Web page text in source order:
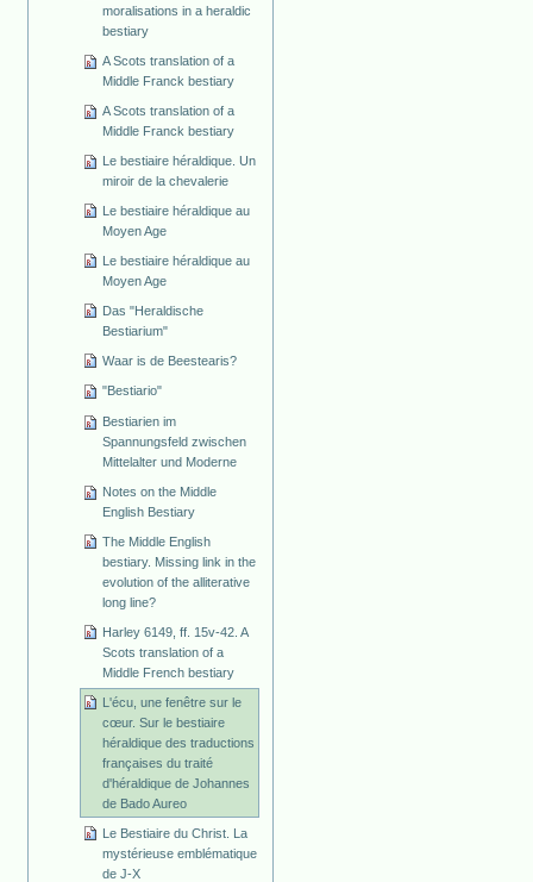
moralisations in a heraldic
bestiary
A Scots translation of a
Middle Franck bestiary
A Scots translation of a
Middle Franck bestiary
Le bestiaire héraldique. Un
miroir de la chevalerie
Le bestiaire héraldique au
Moyen Age
Le bestiaire héraldique au
Moyen Age
Das "Heraldische
Bestiarium"
Waar is de Beestearis?
"Bestiario"
Bestiarien im
Spannungsfeld zwischen
Mittelalter und Moderne
Notes on the Middle
English Bestiary
The Middle English
bestiary. Missing link in the
evolution of the alliterative
long line?
Harley 6149, ff. 15v-42. A
Scots translation of a
Middle French bestiary
L'écu, une fenêtre sur le
cœur. Sur le bestiaire
héraldique des traductions
françaises du traité
d'héraldique de Johannes
de Bado Aureo
Le Bestiaire du Christ. La
mystérieuse emblématique
de J-X